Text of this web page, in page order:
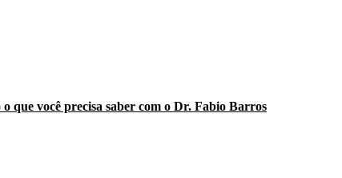
que você precisa saber com o Dr. Fabio Barros